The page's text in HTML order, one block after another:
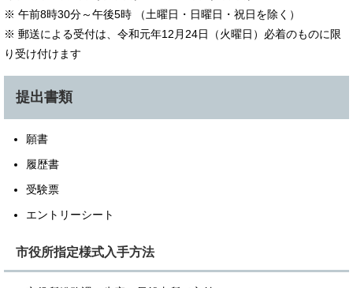
※ 午前8時30分～午後5時 （土曜日・日曜日・祝日を除く）
※ 郵送による受付は、令和元年12月24日（火曜日）必着のものに限
り受け付けます
提出書類
願書
履歴書
受験票
エントリーシート
市役所指定様式入手方法